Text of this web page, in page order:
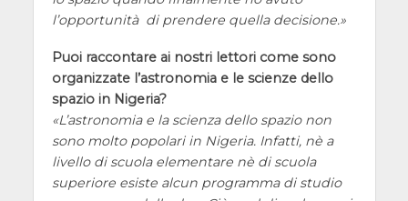
l’opportunità di prendere quella decisione.
Puoi raccontare ai nostri lettori come sono
organizzate l’astronomia e le scienze dello
spazio in Nigeria?
L’astronomia e la scienza dello spazio non
sono molto popolari in Nigeria. Infatti, nè a
livello di scuola elementare nè di scuola
superiore esiste alcun programma di studio